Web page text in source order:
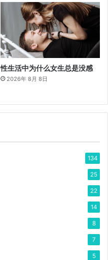
性生活中为什么女生总是没感
2026年 8月 8日
134
25
22
14
8
7
5